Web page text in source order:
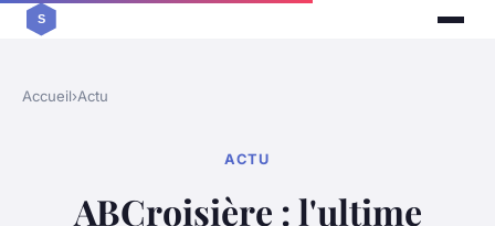
Accueil›Actu
ACTU
ABCroisière : l'ultime